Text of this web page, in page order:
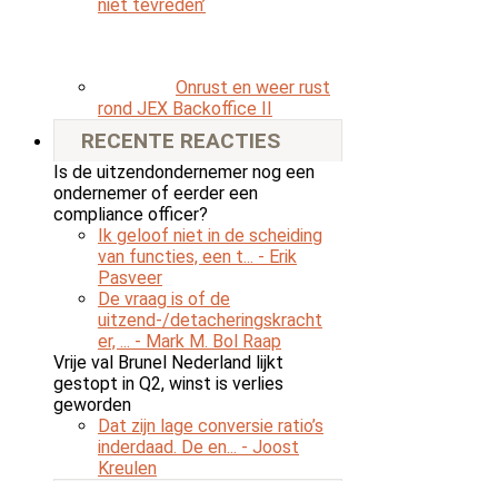
niet tevreden’
Onrust en weer rust
rond JEX Backoffice II
RECENTE REACTIES
Is de uitzendondernemer nog een
ondernemer of eerder een
compliance officer?
Ik geloof niet in de scheiding
van functies, een t... - Erik
Pasveer
De vraag is of de
uitzend-/detacheringskracht
er, ... - Mark M. Bol Raap
Vrije val Brunel Nederland lijkt
gestopt in Q2, winst is verlies
geworden
Dat zijn lage conversie ratio’s
inderdaad. De en... - Joost
Kreulen